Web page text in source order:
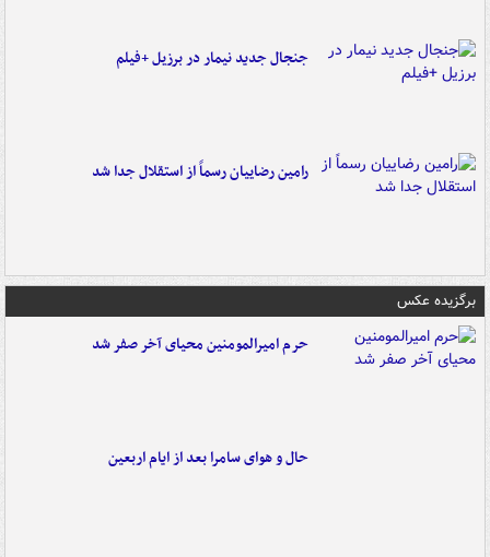
جنجال جدید نیمار در برزیل +فیلم
رامین رضاییان رسماً از استقلال جدا شد
برگزیده عکس
حرم امیرالمومنین محیای آخر صفر شد
حال و هوای سامرا بعد از ایام اربعین